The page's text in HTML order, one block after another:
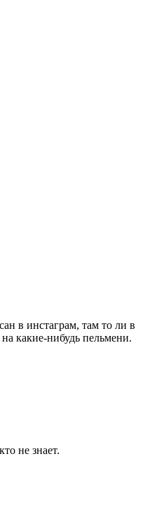
в инстаграм, там то ли в
какие-нибудь пельмени.
не знает.